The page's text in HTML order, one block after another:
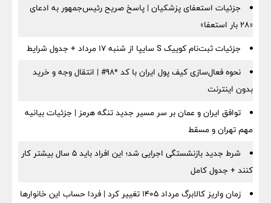
جزئیات استعفای پزشکیان | پاسخ صریح رئیس‌جمهور به ادعای
«۲۸ بار استعفا»
جزئیات ثبت‌نام کوییک S سایپا از شنبه ۱۷ مرداد + جدول شرایط
نحوه فعال‌سازی کیف پول ایران با کد *98# | انتقال وجه و خرید
بدون اینترنت
توافق ایران و عمان بر سر مسیر جدید تنگه هرمز | جزئیات بیانیه
مهم تهران و مسقط
شرط جدید بازنشستگی اجرایی شد؛ این افراد باید ۵ سال بیشتر کار
کنند + جدول کامل
زمان واریز کالابرگ مرداد ۱۴۰۵ تغییر کرد | فردا حساب این خانوارها